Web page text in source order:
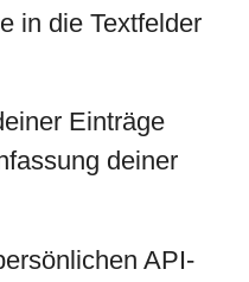
in die Textfelder
Einträge
deiner
API-